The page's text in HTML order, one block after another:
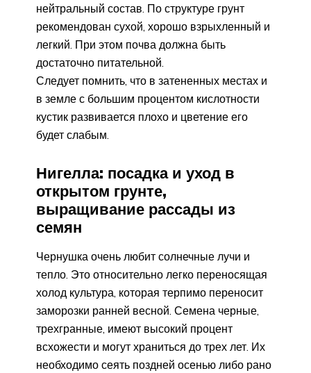
нейтральный состав. По структуре грунт
рекомендован сухой, хорошо взрыхленный и
легкий. При этом почва должна быть
достаточно питательной.
Следует помнить, что в затененных местах и
в земле с большим процентом кислотности
кустик развивается плохо и цветение его
будет слабым.
Нигелла: посадка и уход в
открытом грунте,
выращивание рассады из
семян
Чернушка очень любит солнечные лучи и
тепло. Это относительно легко переносящая
холод культура, которая терпимо переносит
заморозки ранней весной. Семена черные,
трехгранные, имеют высокий процент
всхожести и могут храниться до трех лет. Их
необходимо сеять поздней осенью либо рано